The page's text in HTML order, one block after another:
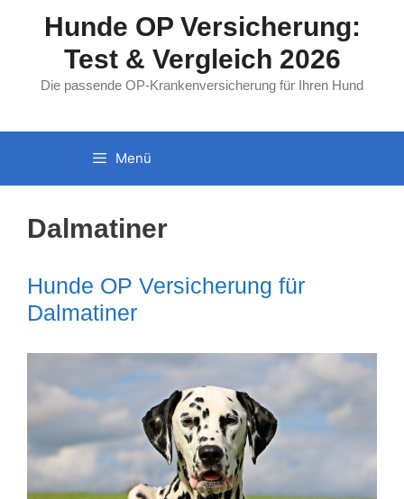
Hunde OP Versicherung:
Test & Vergleich 2026
Die passende OP-Krankenversicherung für Ihren Hund
Menü
Dalmatiner
Hunde OP Versicherung für
Dalmatiner